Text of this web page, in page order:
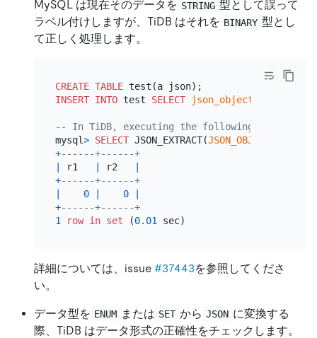
MySQL は現在そのデータを STRING 型として誤って
ラベル付けしますが、TiDB はそれを BINARY 型とし
て正しく処理します。
CREATE TABLE
INSERT INTO test SELECT json_objectagg
-- In TiDB, executing the following SQL
mysql> SELECT JSON_EXTRACT(JSON_OBJECT
+------+------+
r1 r2
+------+------+
0 0
+------+------+
1
row in set (0.01
詳細については、issue #37443を参照してくださ
い。
データ型を ENUM または SET から JSON に変換する
際、TiDB はデータ形式の正確性をチェックします。